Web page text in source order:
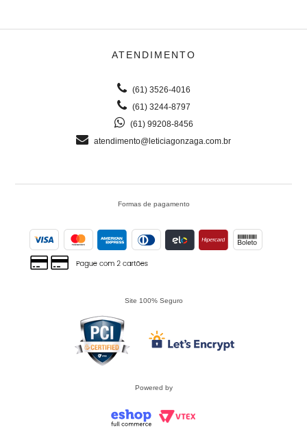
ATENDIMENTO
(61) 3526-4016
(61) 3244-8797
(61) 99208-8456
atendimento@leticiagonzaga.com.br
Formas de pagamento
Site 100% Seguro
Powered by